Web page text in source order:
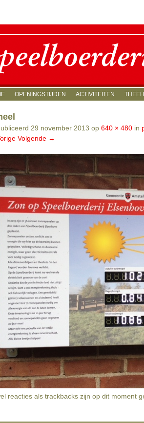
NAAR INHOUD
OPENINGSTIJDEN ACTIVITEITEN
29 november 2013 op 640 × 480 in
Volgende →
reacties als trackbacks zijn op dit moment